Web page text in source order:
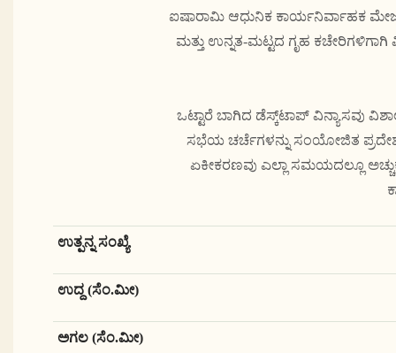
ಐಷಾರಾಮಿ ಆಧುನಿಕ ಕಾರ್ಯನಿರ್ವಾಹಕ
ಮತ್ತು ಉನ್ನತ-ಮಟ್ಟದ ಗೃಹ ಕಚೇರಿಗಳಿಗಾಗಿ
ಒಟ್ಟಾರೆ ಬಾಗಿದ ಡೆಸ್ಕ್‌ಟಾಪ್ ವಿನ್ಯಾಸವು
ಸಭೆಯ ಚರ್ಚೆಗಳನ್ನು ಸಂಯೋಜಿತ
ಏಕೀಕರಣವು ಎಲ್ಲಾ ಸಮಯದಲ್ಲೂ
ಉತ್ಪನ್ನ ಸಂಖ್ಯೆ
ಉದ್ದ (ಸೆಂ.ಮೀ)
ಅಗಲ (ಸೆಂ.ಮೀ)